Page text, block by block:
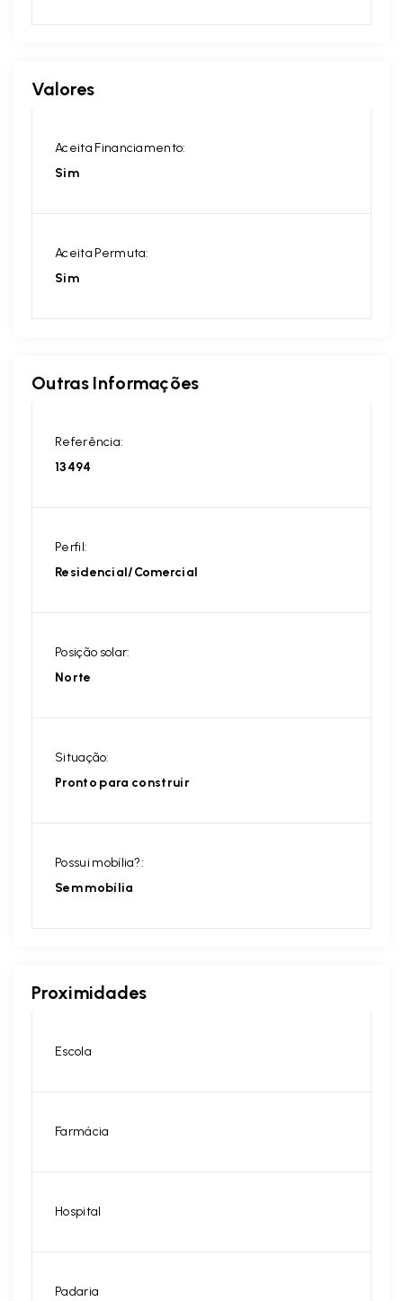
Valores
Aceita Financiamento:
Sim
Aceita Permuta:
Sim
Outras Informações
Referência:
13494
Perfil:
Residencial/Comercial
Posição solar:
Norte
Situação:
Pronto para construir
Possui mobília?:
Sem mobília
Proximidades
Escola
Farmácia
Hospital
Padaria